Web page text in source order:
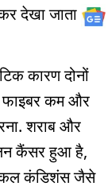
देखा जाता है.
कारण दोनों
फाइबर कम और
शराब और
कैंसर हुआ है,
कंडिशंस जैसे